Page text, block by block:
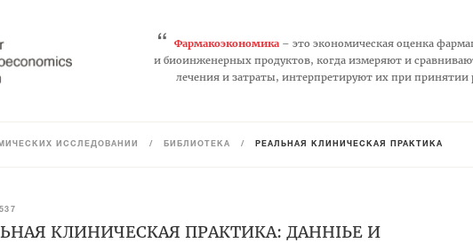
“ Фармакоэкономика– это экономическая оценка
и биоинженерных продуктов, когда измеряют и
лечения и затраты, интерпретируют их при
ИССЛЕДОВАНИЙ / БИБЛИОТЕКА / РЕАЛЬНАЯ КЛИНИЧЕСКАЯ ПРАКТИКА
КЛИНИЧЕСКАЯ ПРАКТИКА: ДАННЫЕ И